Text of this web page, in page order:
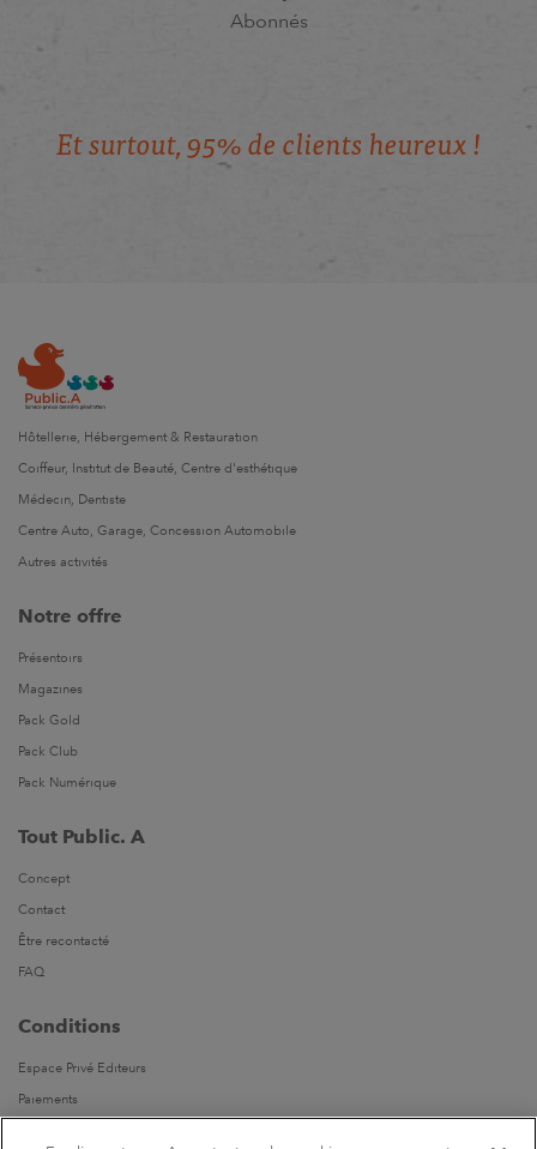
Abonnés
Et surtout, 95% de clients heureux !
Hôtellerie, Hébergement & Restauration
Coiffeur, Institut de Beauté, Centre d'esthétique
Médecin, Dentiste
Centre Auto, Garage, Concession Automobile
Autres activités
Notre offre
Présentoirs
Magazines
Pack Gold
Pack Club
Pack Numérique
Tout Public. A
Concept
Contact
Être recontacté
FAQ
Conditions
Espace Privé Editeurs
Paiements